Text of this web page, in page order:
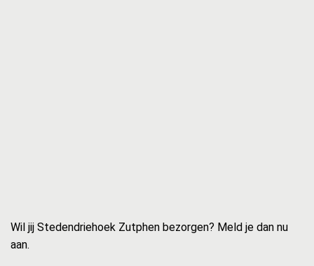
Wil jij Stedendriehoek Zutphen bezorgen? Meld je dan nu
aan.